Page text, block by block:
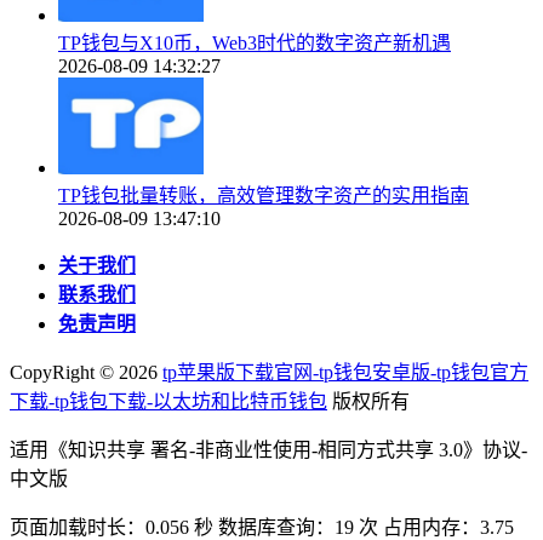
TP钱包与X10币，Web3时代的数字资产新机遇
2026-08-09 14:32:27
TP钱包批量转账，高效管理数字资产的实用指南
2026-08-09 13:47:10
关于我们
联系我们
免责声明
CopyRight © 2026 tp苹果版下载官网-tp钱包安卓版-tp钱包官方
下载-tp钱包下载-以太坊和比特币钱包 版权所有
适用《知识共享 署名-非商业性使用-相同方式共享 3.0》协议-
中文版
页面加载时长：0.056 秒 数据库查询：19 次 占用内存：3.75